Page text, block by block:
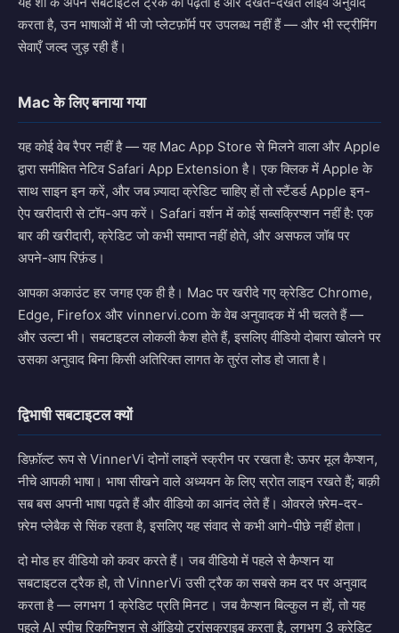
करता है, उन भाषाओं में भी जो प्लेटफ़ॉर्म पर उपलब्ध नहीं हैं — और भी स्ट्रीमिंग
सेवाएँ जल्द जुड़ रही हैं।
Mac के लिए बनाया गया
यह कोई वेब रैपर नहीं है — यह Mac App Store से मिलने वाला और Apple
द्वारा समीक्षित नेटिव Safari App Extension है। एक क्लिक में Apple के
साथ साइन इन करें, और जब ज़्यादा क्रेडिट चाहिए हों तो स्टैंडर्ड Apple इन-
ऐप खरीदारी से टॉप-अप करें। Safari वर्शन में कोई सब्सक्रिप्शन नहीं है: एक
बार की खरीदारी, क्रेडिट जो कभी समाप्त नहीं होते, और असफल जॉब पर
अपने-आप रिफ़ंड।
आपका अकाउंट हर जगह एक ही है। Mac पर खरीदे गए क्रेडिट Chrome,
Edge, Firefox और vinnervi.com के वेब अनुवादक में भी चलते हैं —
और उल्टा भी। सबटाइटल लोकली कैश होते हैं, इसलिए वीडियो दोबारा खोलने पर
उसका अनुवाद बिना किसी अतिरिक्त लागत के तुरंत लोड हो जाता है।
द्विभाषी सबटाइटल क्यों
डिफ़ॉल्ट रूप से VinnerVi दोनों लाइनें स्क्रीन पर रखता है: ऊपर मूल कैप्शन,
नीचे आपकी भाषा। भाषा सीखने वाले अध्ययन के लिए स्रोत लाइन रखते हैं; बाक़ी
सब बस अपनी भाषा पढ़ते हैं और वीडियो का आनंद लेते हैं। ओवरले फ़्रेम-दर-
फ़्रेम प्लेबैक से सिंक रहता है, इसलिए यह संवाद से कभी आगे-पीछे नहीं होता।
दो मोड हर वीडियो को कवर करते हैं। जब वीडियो में पहले से कैप्शन या
सबटाइटल ट्रैक हो, तो VinnerVi उसी ट्रैक का सबसे कम दर पर अनुवाद
करता है — लगभग 1 क्रेडिट प्रति मिनट। जब कैप्शन बिल्कुल न हों, तो यह
पहले AI स्पीच रिकग्निशन से ऑडियो ट्रांसक्राइब करता है, लगभग 3 क्रेडिट